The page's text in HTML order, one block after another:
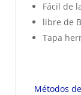
Fácil de
libre de
Tapa
Métodos